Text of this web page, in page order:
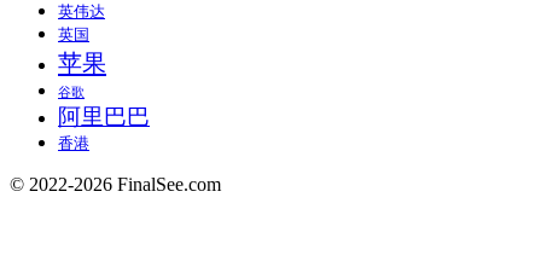
英伟达
英国
苹果
谷歌
阿里巴巴
香港
© 2022-2026 FinalSee.com